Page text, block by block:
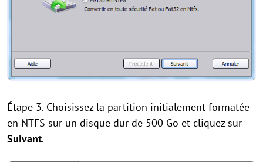
Étape 3. Choisissez la partition initialement formatée
en NTFS sur un disque dur de 500 Go et cliquez sur
Suivant.